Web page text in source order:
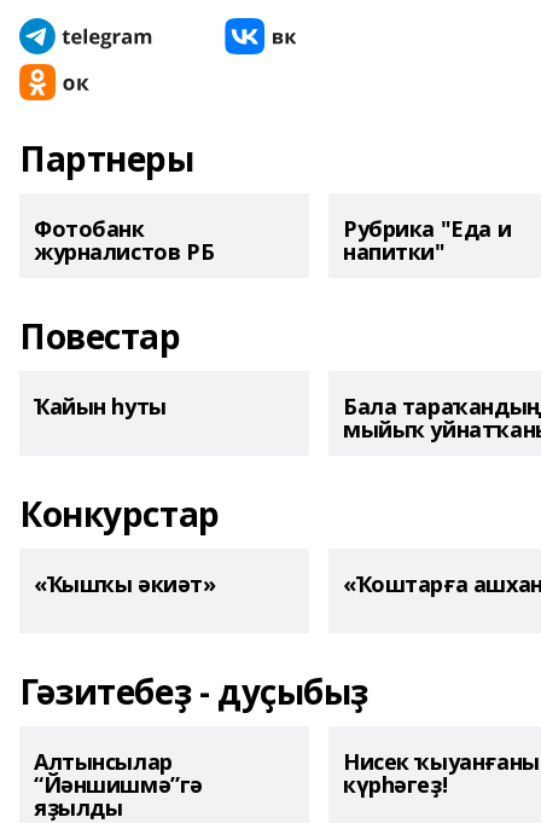
Партнеры
Фотобанк
журналистов РБ
Рубрика "Еда и
напитки"
Повестар
Ҡайын һуты Бала тараҡандың
мыйыҡ
Конкурстар
«Ҡышҡы әкиәт» «Ҡоштарға
Гәзитебеҙ - дуҫыбыҙ
Алтынсылар
“Йәншишмә”гә
яҙылды
Нисек
күрһәгеҙ!